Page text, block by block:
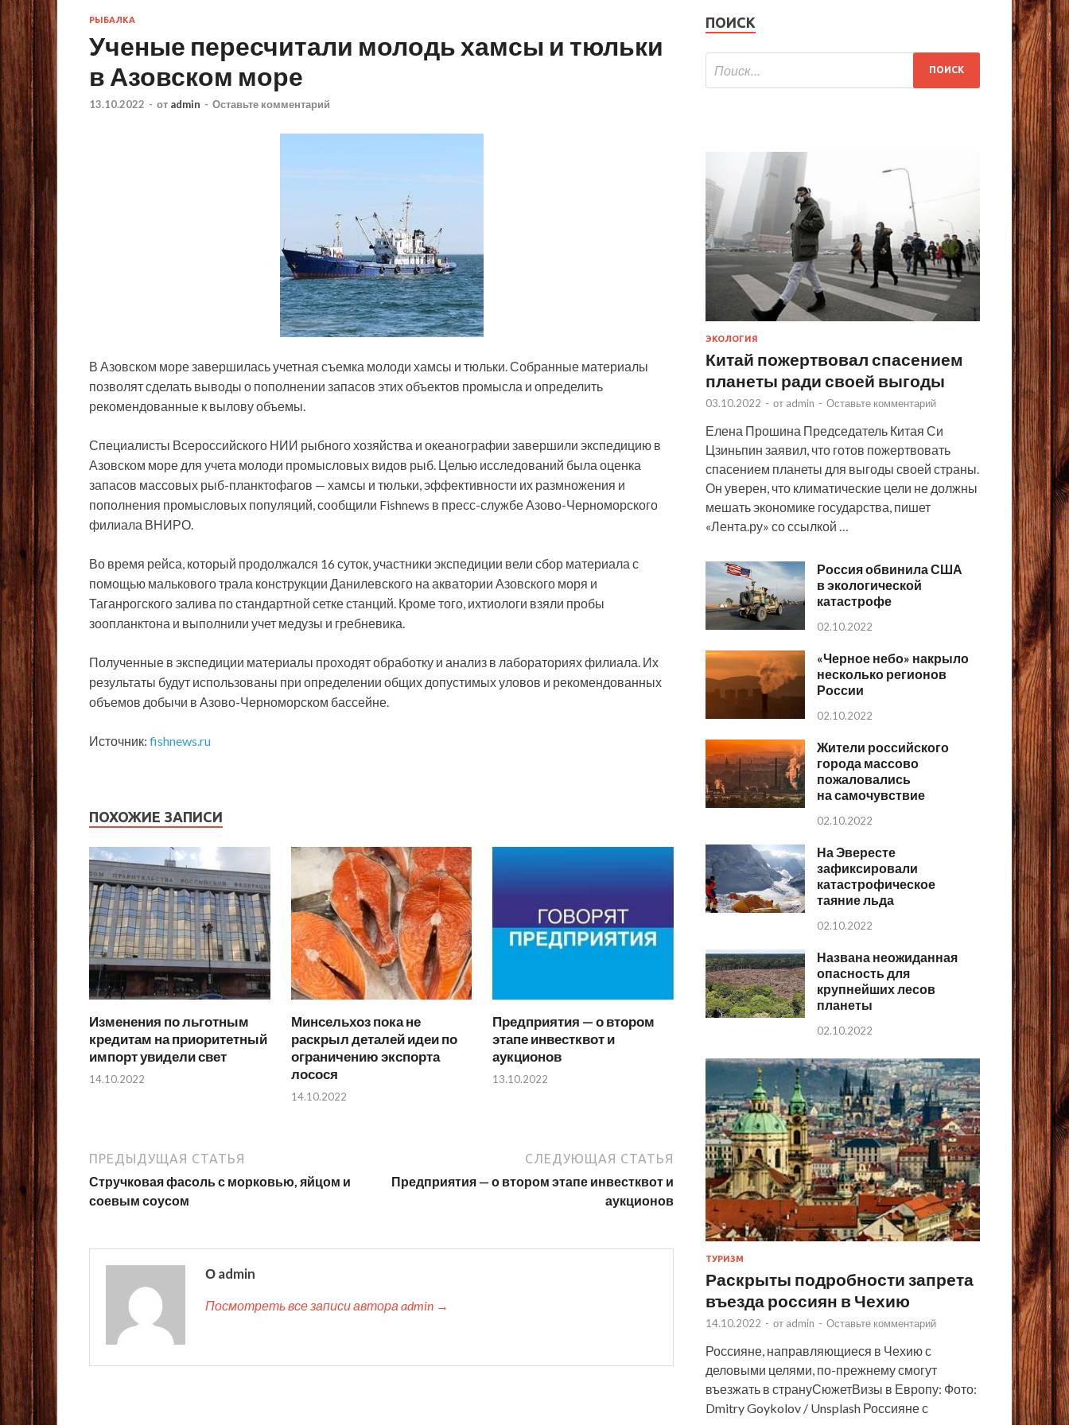
РЫБАЛКА
Ученые пересчитали молодь хамсы и тюльки
в Азовском море
13.10.2022 - от admin - Оставьте комментарий
В Азовском море завершилась учетная съемка молоди хамсы и тюльки. Собранные материалы
позволят сделать выводы о пополнении запасов этих объектов промысла и определить
рекомендованные к вылову объемы.
Специалисты Всероссийского НИИ рыбного хозяйства и океанографии завершили экспедицию в
Азовском море для учета молоди промысловых видов рыб. Целью исследований была оценка
запасов массовых рыб-планктофагов — хамсы и тюльки, эффективности их размножения и
пополнения промысловых популяций, сообщили Fishnews в пресс-службе Азово-Черноморского
филиала ВНИРО.
Во время рейса, который продолжался 16 суток, участники экспедиции вели сбор материала с
помощью малькового трала конструкции Данилевского на акватории Азовского моря и
Таганрогского залива по стандартной сетке станций. Кроме того, ихтиологи взяли пробы
зоопланктона и выполнили учет медузы и гребневика.
Полученные в экспедиции материалы проходят обработку и анализ в лабораториях филиала. Их
результаты будут использованы при определении общих допустимых уловов и рекомендованных
объемов добычи в Азово-Черноморском бассейне.
Источник: fishnews.ru
ПОХОЖИЕ ЗАПИСИ
Изменения по льготным
кредитам на приоритетный
импорт увидели свет
14.10.2022
Минсельхоз пока не
раскрыл деталей идеи по
ограничению экспорта
лосося
14.10.2022
Предприятия — о втором
этапе инвестквот и
аукционов
13.10.2022
ПРЕДЫДУЩАЯ СТАТЬЯ
Стручковая фасоль с морковью, яйцом и
соевым соусом
СЛЕДУЮЩАЯ СТАТЬЯ
Предприятия — о втором этапе инвестквот и
аукционов
О admin
Посмотреть все записи автора admin →
ПОИСК
ЭКОЛОГИЯ
Китай пожертвовал спасением
планеты ради своей выгоды
03.10.2022 - от admin - Оставьте комментарий
Елена Прошина Председатель Китая Си
Цзиньпин заявил, что готов пожертвовать
спасением планеты для выгоды своей страны.
Он уверен, что климатические цели не должны
мешать экономике государства, пишет
«Лента.ру» со ссылкой …
Россия обвинила США
в экологической
катастрофе
02.10.2022
«Черное небо» накрыло
несколько регионов
России
02.10.2022
Жители российского
города массово
пожаловались
на самочувствие
02.10.2022
На Эвересте
зафиксировали
катастрофическое
таяние льда
02.10.2022
Названа неожиданная
опасность для
крупнейших лесов
планеты
02.10.2022
ТУРИЗМ
Раскрыты подробности запрета
въезда россиян в Чехию
14.10.2022 - от admin - Оставьте комментарий
Россияне, направляющиеся в Чехию с
деловыми целями, по-прежнему смогут
въезжать в странуСюжетВизы в Европу: Фото:
Dmitry Goykolov / Unsplash Россияне с